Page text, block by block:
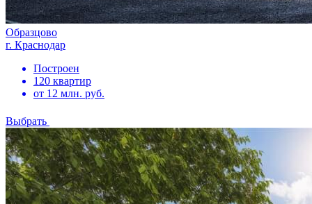
Образцово
г. Краснодар
Построен
120 квартир
от 12 млн. руб.
Выбрать